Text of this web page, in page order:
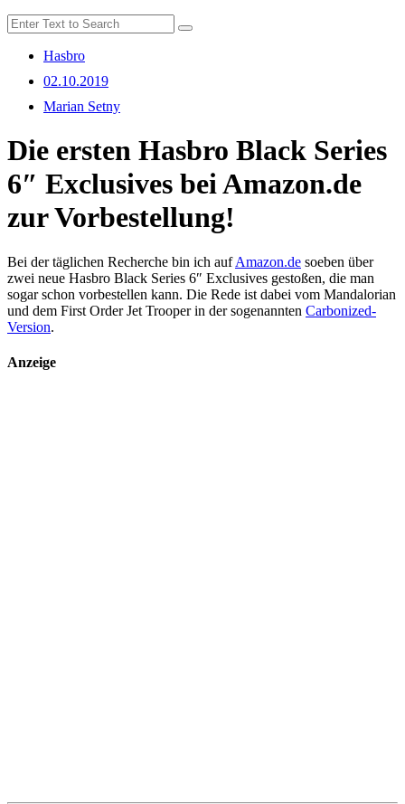
Hasbro
02.10.2019
Marian Setny
Die ersten Hasbro Black Series
6″ Exclusives bei Amazon.de
zur Vorbestellung!
Bei der täglichen Recherche bin ich aufAmazon.de soeben über
zwei neue Hasbro Black Series 6″ Exclusives gestoßen, die man
sogar schon vorbestellen kann. Die Rede ist dabei vom Mandalorian
und dem First Order Jet Trooper in der sogenannten Carbonized-
Version.
Anzeige